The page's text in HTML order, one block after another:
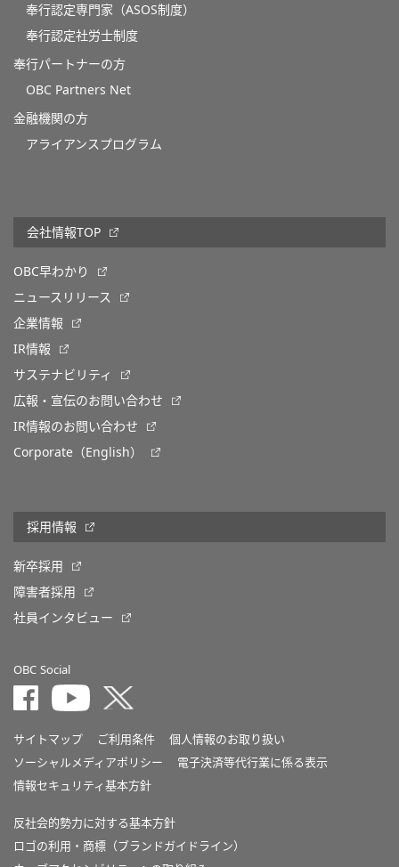
奉行認定専門家（ASOS制度）
奉行認定社労士制度
奉行パートナーの方
OBC Partners Net
金融機関の方
アライアンスプログラム
会社情報TOP
OBC早わかり
ニュースリリース
企業情報
IR情報
サステナビリティ
広報・宣伝のお問い合わせ
IR情報のお問い合わせ
Corporate（English）
採用情報
新卒採用
障害者採用
社員インタビュー
OBC Social
サイトマップ ご利用条件
個人情報のお取り扱い
ソーシャルメディアポリシー
電子決済等代行業に係る表示
情報セキュリティ基本方針
反社会的勢力に対する基本方針
ロゴの利用・商標（ブランドガイドライン）